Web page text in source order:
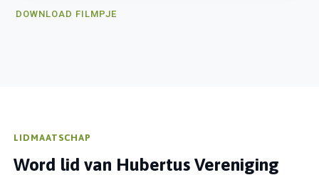
DOWNLOAD FILMPJE
LIDMAATSCHAP
Word lid van HubertusVereniging